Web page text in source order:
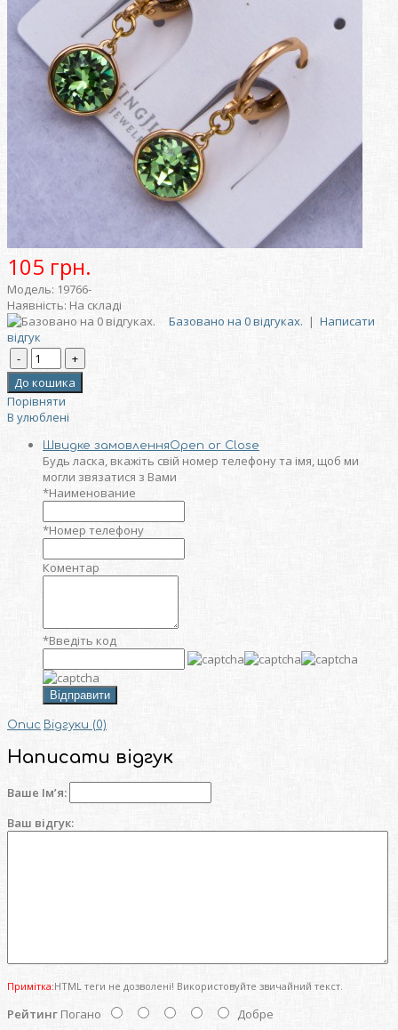
105 грн.
Модель: 19766-
Наявність: На складі
Базовано на 0 відгуках. | Написати
відгук
Порівняти
В улюблені
Швидке замовленняOpen or Close
Будь ласка, вкажіть свій номер телефону та iмя, щоб ми
могли звязатися з Вами
*Наименование
*Номер телефону
Коментар
*Введіть код
Відправити
Опис Відгуки (0)
Написати відгук
Ваше Ім’я:
Ваш відгук:
Примітка:HTML теги не дозволені! Використовуйте звичайний текст.
Рейтинг Погано
Добре